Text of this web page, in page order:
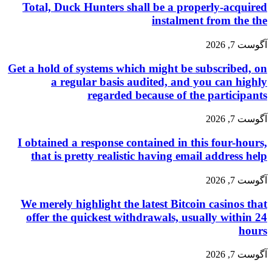
Total, Duck Hunters shall be a properly-acquired
instalment from the the
آگوست 7, 2026
Get a hold of systems which might be subscribed, on
a regular basis audited, and you can highly
regarded because of the participants
آگوست 7, 2026
I obtained a response contained in this four-hours,
that is pretty realistic having email address help
آگوست 7, 2026
We merely highlight the latest Bitcoin casinos that
offer the quickest withdrawals, usually within 24
hours
آگوست 7, 2026